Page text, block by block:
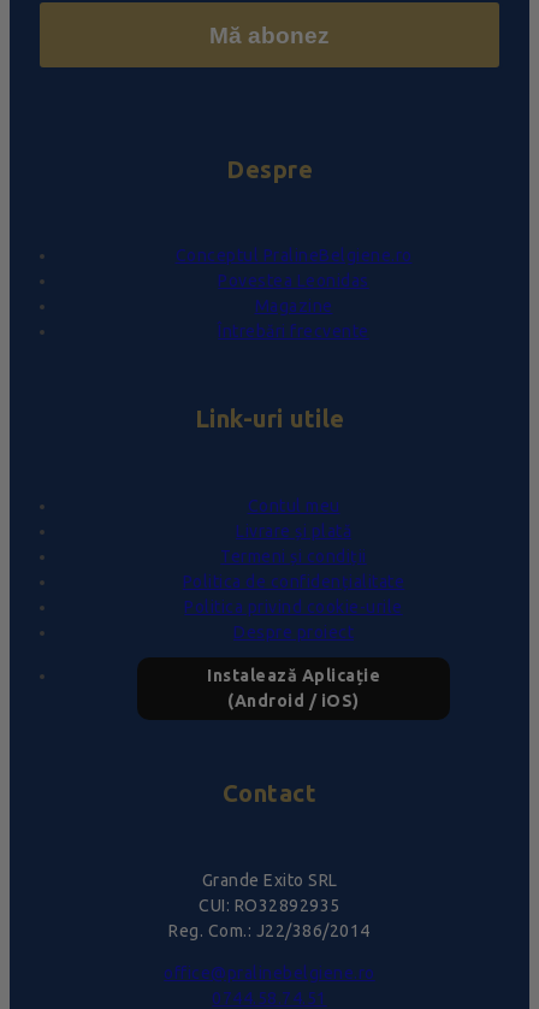
Mă abonez
Despre
Conceptul PralineBelgiene.ro
Povestea Leonidas
Magazine
Întrebări frecvente
Link-uri utile
Contul meu
Livrare și plată
Termeni și condiții
Politica de confidențialitate
Politica privind cookie-urile
Despre proiect
Instalează Aplicație
(Android / iOS)
Contact
Grande Exito SRL
CUI: RO32892935
Reg. Com.: J22/386/2014
office@pralinebelgiene.ro
0744.58.74.51